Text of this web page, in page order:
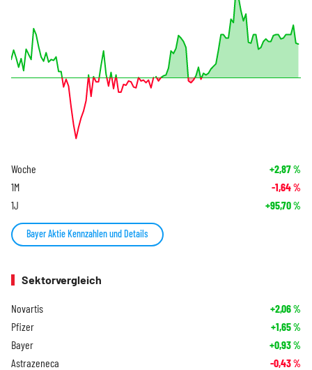
Woche +2,87%
1M -1,64%
1J +95,70%
Bayer Aktie Kennzahlen und Details
Sektorvergleich
Novartis +2,06%
Pfizer +1,65%
Bayer +0,93%
Astrazeneca -0,43%